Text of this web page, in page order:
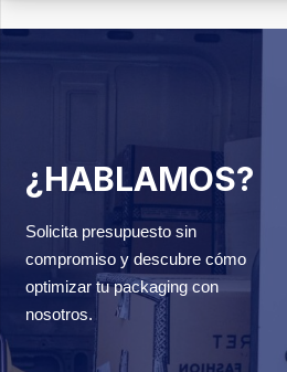
¿HABLAMOS?
Solicita presupuesto sin
compromiso y descubre cómo
optimizar tu packaging con
nosotros.